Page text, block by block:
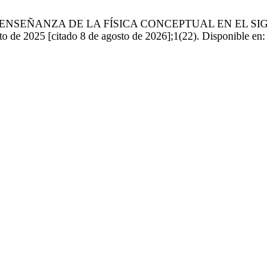
ENSEÑANZA DE LA FÍSICA CONCEPTUAL EN EL
2025 [citado 8 de agosto de 2026];1(22). Disponible en: